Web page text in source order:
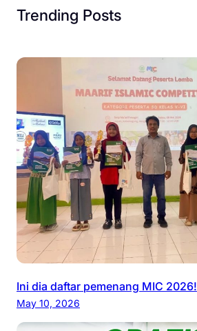
Trending Posts
Ini dia daftar pemenang MIC 2026!
May 10, 2026